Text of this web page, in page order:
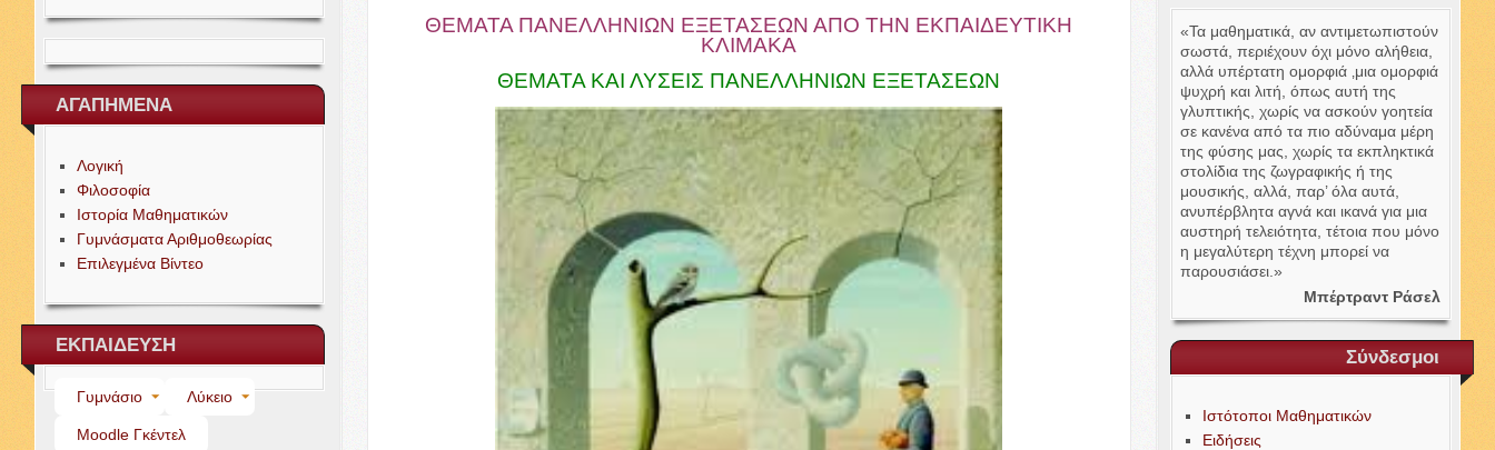
ΑΓΑΠΗΜΕΝΑ
Λογική
Φιλοσοφία
Ιστορία Μαθηματικών
Γυμνάσματα Αριθμοθεωρίας
Επιλεγμένα Βίντεο
ΕΚΠΑΙΔΕΥΣΗ
Γυμνάσιο Λύκειο
Moo­dle Γκέντελ
ΘΕΜΑΤΑ ΠΑΝΕΛΛΗΝΙΩΝ ΕΞΕΤΑΣΕΩΝ ΑΠΟ ΤΗΝ ΕΚΠΑΙΔΕΥΤΙΚΗ
ΚΛΙΜΑΚΑ
ΘΕΜΑΤΑ ΚΑΙ ΛΥΣΕΙΣ ΠΑΝΕΛΛΗΝΙΩΝ ΕΞΕΤΑΣΕΩΝ
«Τα μαθηματικά, αν αντιμετωπιστούν
σωστά, περιέχουν όχι μόνο αλήθεια,
αλλά υπέρτατη ομορφιά ‚μια ομορφιά
ψυχρή και λιτή, όπως αυτή της
γλυπτικής, χωρίς να ασκούν γοητεία
σε κανένα από τα πιο αδύναμα μέρη
της φύσης μας, χωρίς τα εκπληκτικά
στολίδια της ζωγραφικής ή της
μουσικής, αλλά, παρ’ όλα αυτά,
ανυπέρβλητα αγνά και ικανά για μια
αυστηρή τελειότητα, τέτοια που μόνο
η μεγαλύτερη τέχνη μπορεί να
παρουσιάσει.»
Μπέρτραντ Ράσελ
Σύνδεσμοι
Ιστότοποι Μαθηματικών
Ειδήσεις